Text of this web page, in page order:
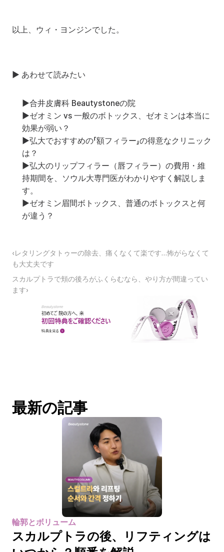
以上、ウィ・ヨンジンでした。
▶ あわせて読みたい
▶合井皮膚科 Beautystoneの院
▶ゼオミン vs 一般のボトックス、ゼオミンは本当に
効果が弱い？
▶弘大でおすすめの「額フィラー」の得意なクリニック
は？
▶弘大のリップフィラー（唇フィラー）の費用・維
持期間を、ソウル大専門医がわかりやすく解説しま
す。
▶ゼオミン眉間ボトックス、普通のボトックスと何
が違う？
‹レタリングタトゥーの除去、痛くなくて楽です…怖がらなくて
も大丈夫です
スカルプトラで頬の後ろがふくらむなら、やり方が間違ってい
ます›
最新の記事
輪郭とボリューム
スカルプトラの後、リフティングは